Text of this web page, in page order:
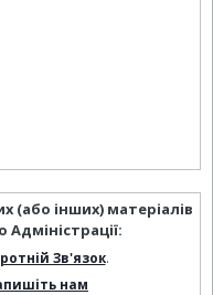
(або інших) матеріалів
Зв'язок.
нам